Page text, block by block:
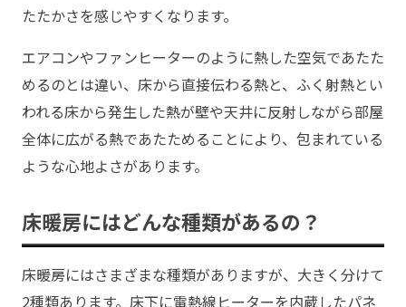
たたかさを感じやすくなります。
エアコンやファンヒーターのように熱した空気であたた
めるのとは違い、床から直接伝わる熱と、ふく射熱とい
われる床から発生した熱が壁や天井に反射しながら部屋
全体に広がる熱であたためることにより、包まれている
ような心地よさがあります。
床暖房にはどんな種類があるの？
床暖房にはさまざまな種類がありますが、大きく分けて
2種類あります。床下に電熱線ヒーターを内蔵したパネ